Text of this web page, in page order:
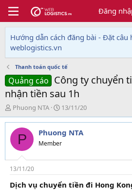
Đăng
Hướng dẫn cách đăng bài - Đặt câu
weblogistics.vn
Thanh toán quốc tế
Quảng cáo Công ty chuyển
nhận tiền sau 1h
T
h
r
e
d
s
t
a
r
Phuong NTA
N
g
à
y
g
i
13/11/20
P Phuong NTA
Member
13/11/20
Dịch vụ chuyển tiền đi Hong